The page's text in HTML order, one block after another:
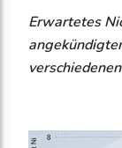
Erwartetes